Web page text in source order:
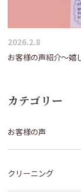
2026.2.8
お客様の声紹介～嬉
カテゴリー
お客様の声
クリーニング